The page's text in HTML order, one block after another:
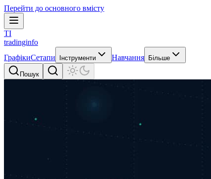
Перейти до основного вмісту
TI
tradinginfo
ГрафікиСетапи Інструменти Навчання Більше
Пошук